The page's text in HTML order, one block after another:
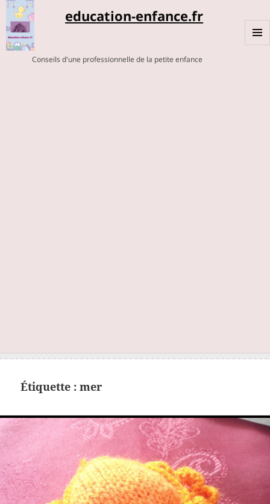
education-enfance.fr
Conseils d'une professionnelle de la petite enfance
Étiquette :mer